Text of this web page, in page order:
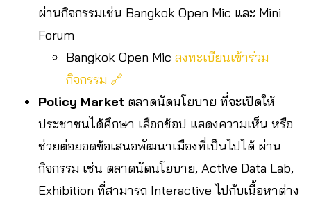
ผ่านกิจกรรมเช่น Bangkok Open Mic และ Mini
Forum
Bangkok Open Mic ลงทะเบียนเข้าร่วม
กิจกรรม 🔗
Policy Market ตลาดนัดนโยบาย ที่จะเปิดให้
ประชาชนได้ศึกษา เลือกช้อป แสดงความเห็น หรือ
ช่วยต่อยอดข้อเสนอพัฒนาเมืองที่เป็นไปได้ ผ่าน
กิจกรรม เช่น ตลาดนัดนโยบาย, Active Data Lab,
Exhibition ที่สามารถ Interactive ไปกับเนื้อหาต่าง